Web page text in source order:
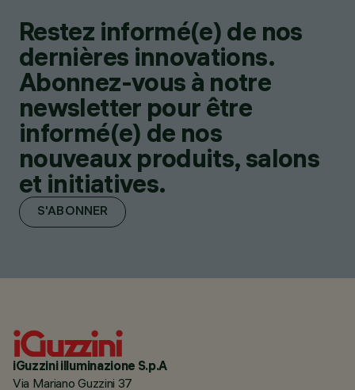
Restez informé(e) de nos
dernières innovations.
Abonnez-vous à notre
newsletter pour être
informé(e) de nos
nouveaux produits, salons
et initiatives.
S'ABONNER
iGuzzini illuminazione S.p.A
Via Mariano Guzzini 37